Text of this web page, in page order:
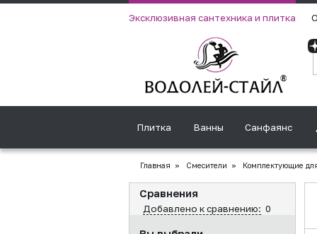
Эксклюзивная сантехника и плитка
Плитка Ванны Санфаянс
Главная » Смесители » Комплектующие
Сравнения
Добавлено к сравнению: 0